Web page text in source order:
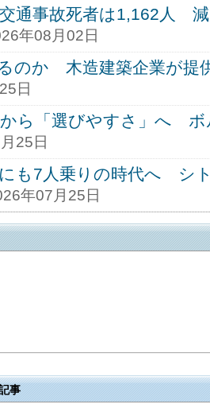
通事故死者は1,162人
年08月02日
のか 木造建築企業が提
日
ら「選びやすさ」へ
25日
も7人乗りの時代へ シ
年07月25日
事